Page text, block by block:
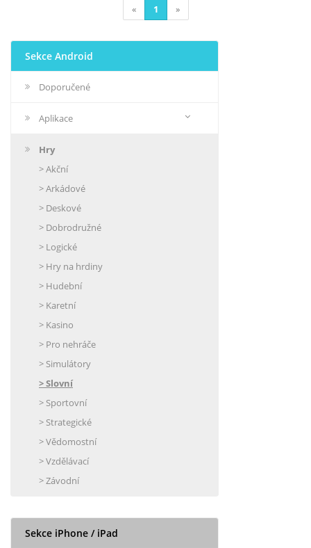
« 1 »
Sekce Android
Doporučené
Aplikace
Hry
> Akční
> Arkádové
> Deskové
> Dobrodružné
> Logické
> Hry na hrdiny
> Hudební
> Karetní
> Kasino
> Pro nehráče
> Simulátory
> Slovní
> Sportovní
> Strategické
> Vědomostní
> Vzdělávací
> Závodní
Sekce iPhone / iPad